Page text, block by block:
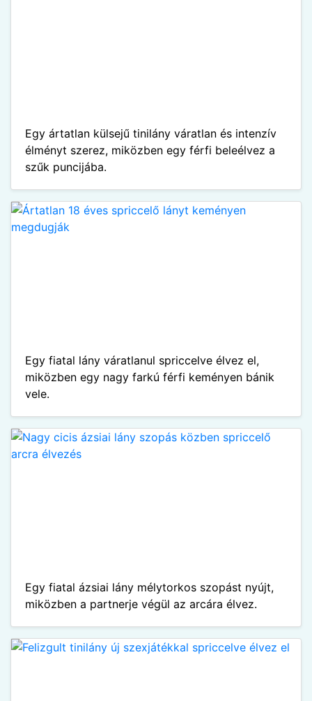
Egy ártatlan külsejű tinilány váratlan és intenzív
élményt szerez, miközben egy férfi beleélvez a
szűk puncijába.
Egy fiatal lány váratlanul spriccelve élvez el,
miközben egy nagy farkú férfi keményen bánik
vele.
Egy fiatal ázsiai lány mélytorkos szopást nyújt,
miközben a partnerje végül az arcára élvez.